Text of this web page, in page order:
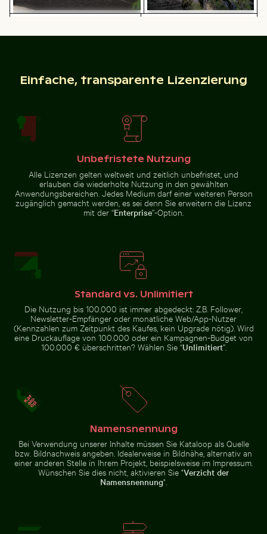
Ferdinandsteins im
Holzschlitten auf Schnee mit ziehender Person
Elegante Weinflasche mit
Prächtige Fassade des Wat Kanan
Tempels in Phuket
Gefrorene Landschaft am
Thiessower Haken, Rügen
Romantischer Antrag auf dem Pier von Holbox Island
Romantischer Antrag auf dem Pier von Holbox
Junger
auf dem
Hahneberg in
Berlin
Blick auf Joshua-Bäume in Wüstenlandschaft
Mönchsittich auf
Hand pustet Seifenblasen am Meer
Einfache, transparente Lizenzierung
Unbefristete Nutzung
Alle Lizenzen gelten weltweit und zeitlich unbefristet, und
erlauben die wiederholte Nutzung in den gewählten
Anwendungsbereichen. Jedes Medium darf einer weiteren Person
zugänglich gemacht werden, es sei denn Sie erweitern die Lizenz
mit der “Enterprise”-Option.
Standard vs. Unlimitiert
Die Nutzung bis 100.000 ist immer abgedeckt: Z.B. Follower,
Newsletter-Empfänger oder monatliche Web/App-Nutzer
(Kennzahlen zum Zeitpunkt des Kaufes, kein Upgrade nötig). Wird
eine Druckauflage von 100.000 oder ein Kampagnen-Budget von
100.000 € überschritten? Wählen Sie “Unlimitiert”.
Namensnennung
Bei Verwendung unserer Inhalte müssen Sie Kataloop als Quelle
bzw. Bildnachweis angeben. Idealerweise in Bildnähe, alternativ an
einer anderen Stelle in Ihrem Projekt, beispielsweise im Impressum.
Wünschen Sie dies nicht, aktivieren Sie "Verzicht der
Namensnennung".